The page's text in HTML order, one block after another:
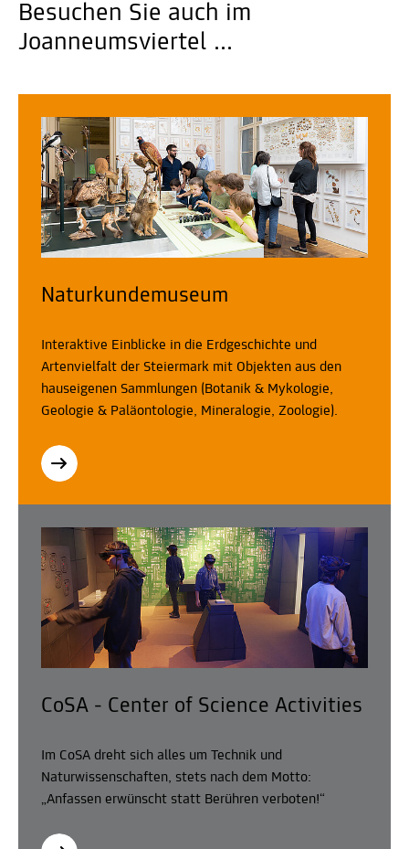
Besuchen Sie auch im
Joanneumsviertel ...
Naturkundemuseum
Interaktive Einblicke in die Erdgeschichte und
Artenvielfalt der Steiermark mit Objekten aus den
hauseigenen Sammlungen (Botanik & Mykologie,
Geologie & Paläontologie, Mineralogie, Zoologie).
CoSA - Center of Science Activities
Im CoSA dreht sich alles um Technik und
Naturwissenschaften, stets nach dem Motto:
„Anfassen erwünscht statt Berühren verboten!“